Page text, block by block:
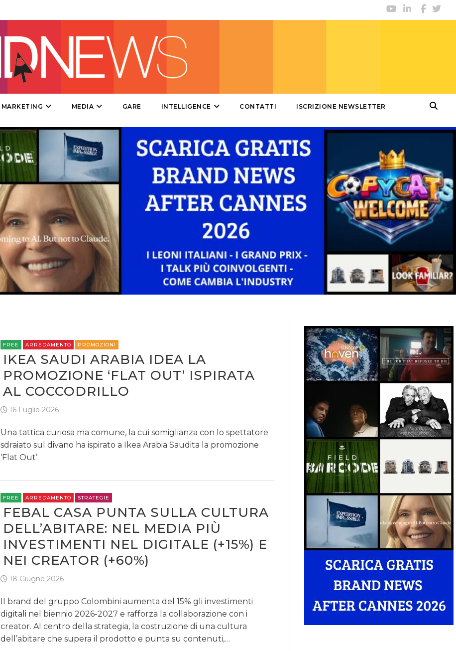
NORMATIVE
CASE HISTORY
OPINIONI
MARKETING MEDIA GARE INTELLIGENCE CONTATTI ISCRIZIONE NEWSLETTER
FREE ARREDAMENTO PROMOZIONI
IKEA SAUDI ARABIA IDEA LA
PROMOZIONE ‘FLAT OUT’ ISPIRATA
AL COCCODRILLO
16 Luglio 2026
Una tattica curiosa ma comune, la cui somiglianza con lo spettatore
sdraiato sul divano ha ispirato a Ikea Arabia Saudita la promozione
‘Flat Out’.
FREE ARREDAMENTO STRATEGIE
FEBAL CASA PUNTA SULLA CULTURA
DELL’ABITARE: NEL MEDIA PIÙ
INVESTIMENTI NEL DIGITALE (+15%) E
NEI CREATOR (+60%)
18 Giugno 2026
Il brand del gruppo Colombini aumenta del 15% gli investimenti
digitali nel biennio 2026-2027 e rafforza la collaborazione con i
creator. Al centro della strategia, la costruzione di una cultura
dell’abitare che supera il prodotto e punta su contenuti,…